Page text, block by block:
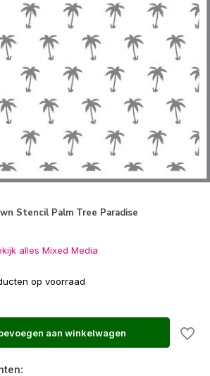
Stencil Palm Tree Paradise
alles Mixed Media
op voorraad
aan winkelwagen